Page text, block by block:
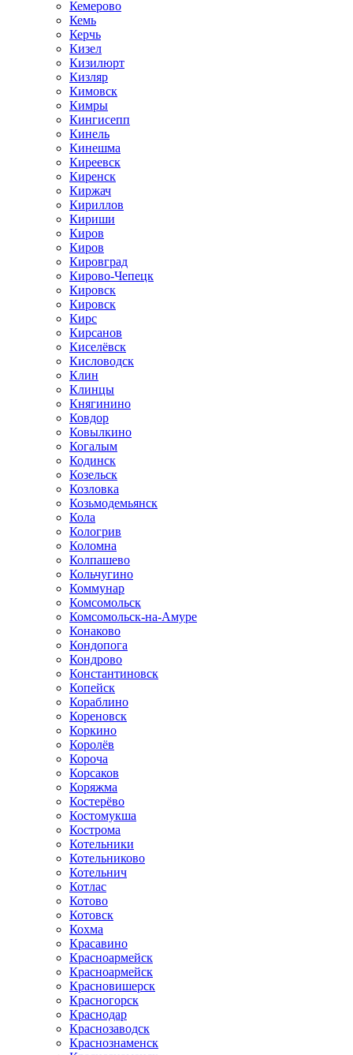
Кемерово
Кемь
Керчь
Кизел
Кизилюрт
Кизляр
Кимовск
Кимры
Кингисепп
Кинель
Кинешма
Киреевск
Киренск
Киржач
Кириллов
Кириши
Киров
Киров
Кировград
Кирово-Чепецк
Кировск
Кировск
Кирс
Кирсанов
Киселёвск
Кисловодск
Клин
Клинцы
Княгинино
Ковдор
Ковылкино
Когалым
Кодинск
Козельск
Козловка
Козьмодемьянск
Кола
Кологрив
Коломна
Колпашево
Кольчугино
Коммунар
Комсомольск
Комсомольск-на-Амуре
Конаково
Кондопога
Кондрово
Константиновск
Копейск
Кораблино
Кореновск
Коркино
Королёв
Короча
Корсаков
Коряжма
Костерёво
Костомукша
Кострома
Котельники
Котельниково
Котельнич
Котлас
Котово
Котовск
Кохма
Красавино
Красноармейск
Красноармейск
Красновишерск
Красногорск
Краснодар
Краснозаводск
Краснознаменск